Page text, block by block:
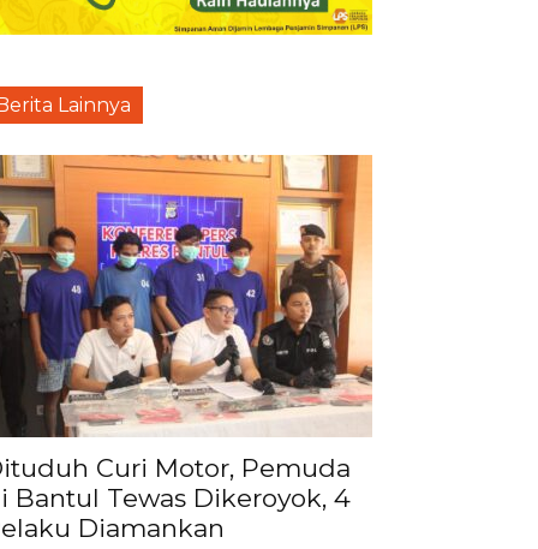
Berita Lainnya
Curi Motor, Pemuda
Bantul Tewas Dikeroyok, 4
Diamankan